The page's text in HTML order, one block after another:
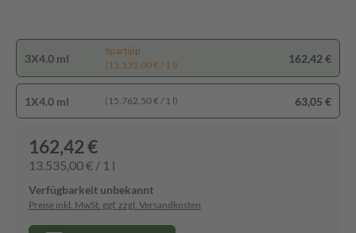
3X4.0 ml
Spartipp
(13.535,00 € / 1 l)
162,42 €
1X4.0 ml (15.762,50 € / 1 l) 63,05 €
162,42 €
13.535,00 € / 1 l
Verfügbarkeit unbekannt
Preise inkl. MwSt. ggf. zzgl. Versandkosten